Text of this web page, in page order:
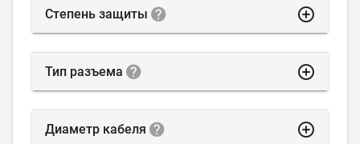
highlight_off
Степень защиты
highlight_off
Тип разъема
highlight_off
Диаметр кабеля